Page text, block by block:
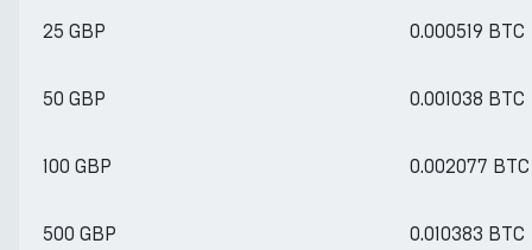
25 GBP 0.000519 BTC
50 GBP 0.001038 BTC
100 GBP 0.002077 BTC
500 GBP 0.010383 BTC